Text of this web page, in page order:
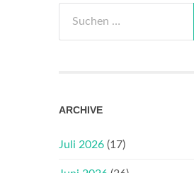
nach:
ARCHIVE
Juli 2026 (17)